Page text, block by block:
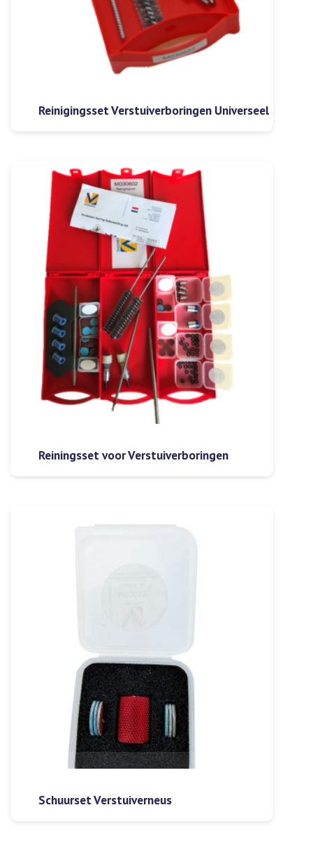
Reinigingsset Verstuiverboringen Universeel
Reiningsset voor Verstuiverboringen
Schuurset Verstuiverneus